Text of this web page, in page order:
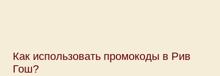
Как использовать промокоды в Рив
Гош?